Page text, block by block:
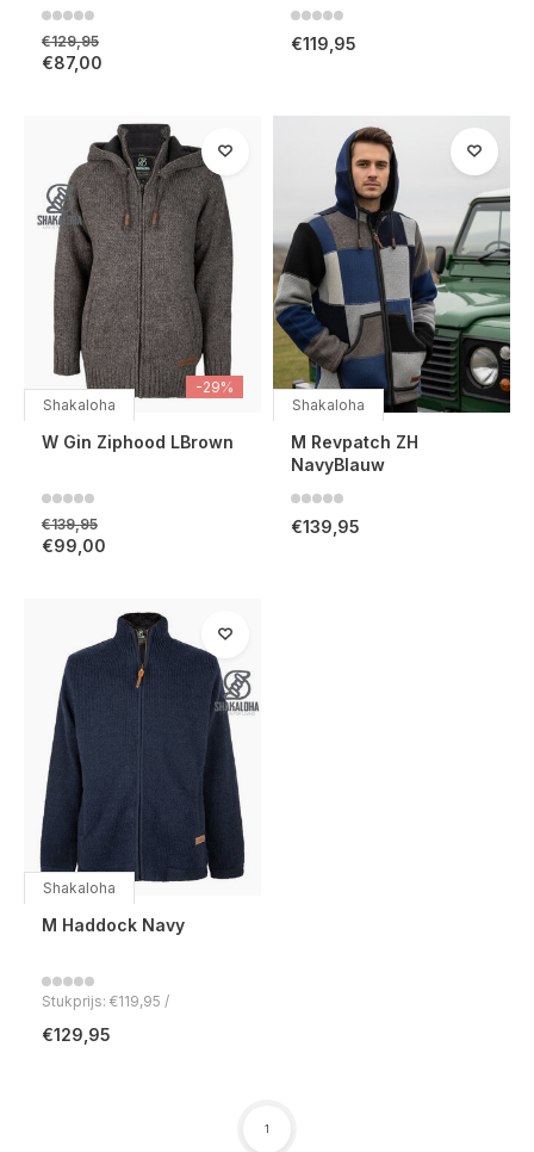
€129,95
€87,00
€119,95
-29%
Shakaloha
W Gin Ziphood LBrown
€139,95
€99,00
Shakaloha
M Revpatch ZH
NavyBlauw
€139,95
Shakaloha
M Haddock Navy
Stukprijs: €119,95 /
€129,95
1